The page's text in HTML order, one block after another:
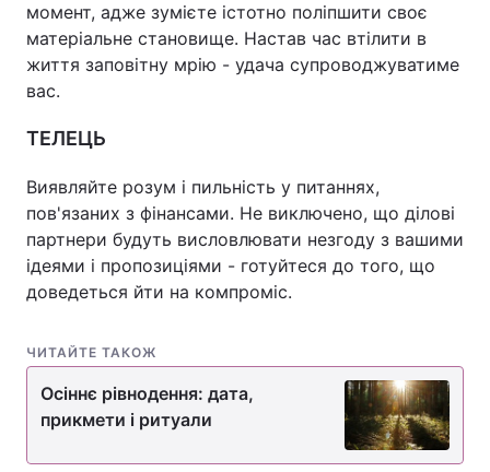
момент, адже зумієте істотно поліпшити своє
матеріальне становище. Настав час втілити в
життя заповітну мрію - удача супроводжуватиме
вас.
ТЕЛЕЦЬ
Виявляйте розум і пильність у питаннях,
пов'язаних з фінансами. Не виключено, що ділові
партнери будуть висловлювати незгоду з вашими
ідеями і пропозиціями - готуйтеся до того, що
доведеться йти на компроміс.
ЧИТАЙТЕ ТАКОЖ
Осіннє рівнодення: дата,
прикмети і ритуали